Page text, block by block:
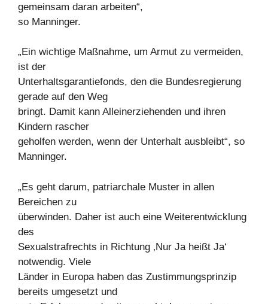
gemeinsam daran arbeiten“,
so Manninger.
„Ein wichtige Maßnahme, um Armut zu vermeiden,
ist der
Unterhaltsgarantiefonds, den die Bundesregierung
gerade auf den Weg
bringt. Damit kann Alleinerziehenden und ihren
Kindern rascher
geholfen werden, wenn der Unterhalt ausbleibt“, so
Manninger.
„Es geht darum, patriarchale Muster in allen
Bereichen zu
überwinden. Daher ist auch eine Weiterentwicklung
des
Sexualstrafrechts in Richtung ‚Nur Ja heißt Ja‘
notwendig. Viele
Länder in Europa haben das Zustimmungsprinzip
bereits umgesetzt und